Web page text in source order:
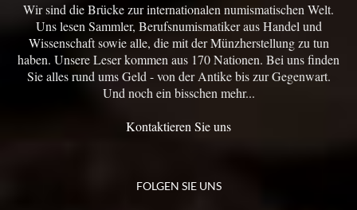
Wir sind die Brücke zur internationalen numismatischen Welt.
Uns lesen Sammler, Berufsnumismatiker aus Handel und
Wissenschaft sowie alle, die mit der Münzherstellung zu tun
haben. Unsere Leser kommen aus 170 Nationen. Bei uns finden
Sie alles rund ums Geld - von der Antike bis zur Gegenwart.
Und noch ein bisschen mehr...
Kontaktieren Sie uns
FOLGEN SIE UNS